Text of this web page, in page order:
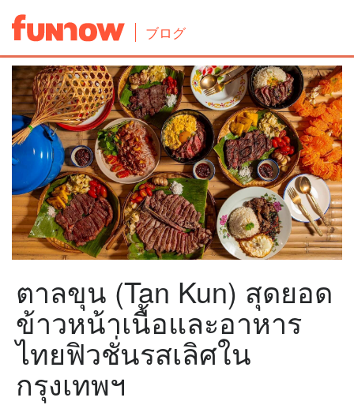
ブログ
ตาลขุน (Tan Kun) สุดยอด
ข้าวหน้าเนื้อและอาหาร
ไทยฟิวชั่นรสเลิศใน
กรุงเทพฯ